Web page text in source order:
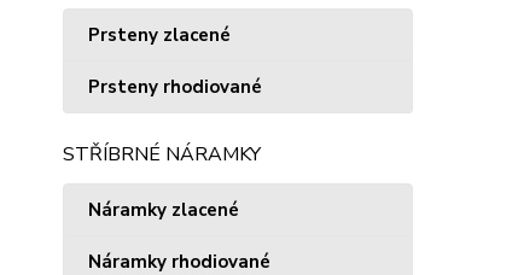
Prsteny zlacené
Prsteny rhodiované
STŘÍBRNÉ NÁRAMKY
Náramky zlacené
Náramky rhodiované